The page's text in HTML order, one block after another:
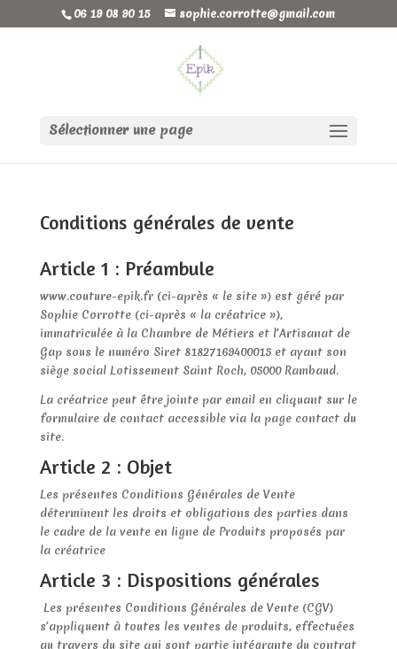
06 19 08 90 15 sophie.corrotte@gmail.com
Sélectionner une page
Conditions générales de vente
Article 1 : Préambule
www.couture-epik.fr (ci-après « le site ») est géré par
Sophie Corrotte (ci-après « la créatrice »),
immatriculée à la Chambre de Métiers et l’Artisanat de
Gap sous le numéro Siret 81827169400015 et ayant son
siège social Lotissement Saint Roch, 05000 Rambaud.
La créatrice peut être jointe par email en cliquant sur le
formulaire de contact accessible via la page contact du
site.
Article 2 : Objet
Les présentes Conditions Générales de Vente
déterminent les droits et obligations des parties dans
le cadre de la vente en ligne de Produits proposés par
la créatrice
Article 3 : Dispositions générales
Les présentes Conditions Générales de Vente (CGV)
s’appliquent à toutes les ventes de produits, effectuées
au travers du site qui sont partie intégrante du contrat